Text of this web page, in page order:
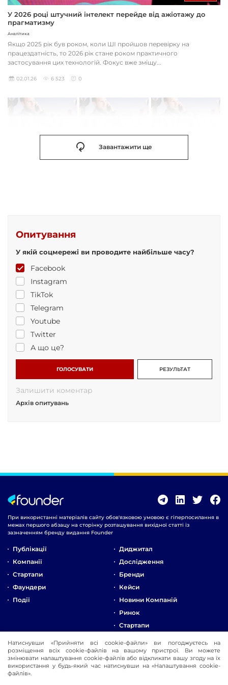
У 2026 році штучний інтелект перейде від ажіотажу до
прагматизму
Аналітика
Якщо 2025 рік був роком, коли ШІ пройшов перевірку на
працездатність, то 2026 рік стане роком практичного
застосування цих технологій. Фокус вже зміщу...
02.01.26 6 523 0
Завантажити ще
Опитування
У якій соцмережі ви проводите найбільше часу?
Facebook
Instagram
TikTok
Telegram
Youtube
Twitter
А що це?
ГОЛОСУВАТИ РЕЗУЛЬТАТ
Залишити коментар
Архів опитувань
При використанні матеріалів сайту обов'язковою умовою є гіперпосилання в
межах першого абзацу на сторінку розташування вихідної статті із
зазначенням бренду видання Founder
Публікації
Компанії
Стартапи
Фаундери
Події
Диджитал
Дослідження
Бренди
Кейси
Новини Компаній
Ринок
Стартапи
Про Компанію
Реклама
Контакти
Натиснувши «Прийняти всі cookie-файли» ви погоджуєтесь на
розміщення всіх cookie-файлів на вашому пристрої. Ви можете
змінювати налаштування cookie-файлів або відкликати вашу згоду на їх
використання у будь-який час натиснувши на «Налаштування cookie-
файлів».